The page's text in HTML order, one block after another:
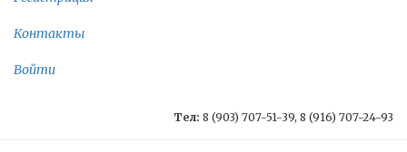
Контакты
Войти
Тел: 8 (903) 707-51-39, 8 (916) 707-24-93